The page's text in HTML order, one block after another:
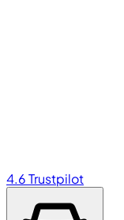
4.6Trustpilot